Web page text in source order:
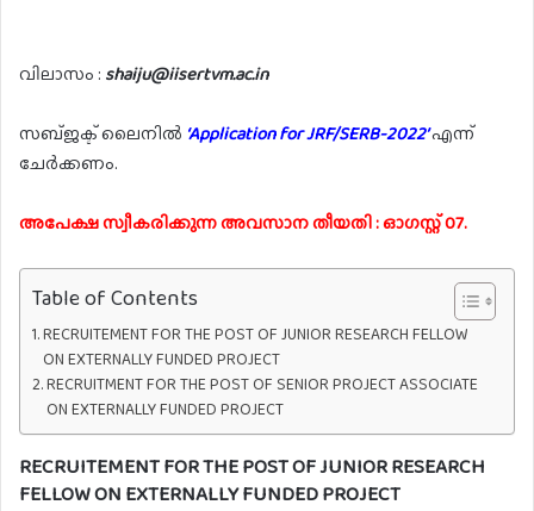
വിലാസം : shaiju@iisertvm.ac.in
സബ്ജക്ട് ലൈനിൽ ‘Application for JRF/SERB-2022’എന്ന്
ചേർക്കണം.
അപേക്ഷ സ്വീകരിക്കുന്ന അവസാന തീയതി : ഓഗസ്റ്റ് 07.
Table of Contents
RECRUITEMENT FOR THE POST OF JUNIOR RESEARCH FELLOW
ON EXTERNALLY FUNDED PROJECT
RECRUITMENT FOR THE POST OF SENIOR PROJECT ASSOCIATE
ON EXTERNALLY FUNDED PROJECT
RECRUITEMENT FOR THE POST OF JUNIOR RESEARCH
FELLOW ON EXTERNALLY FUNDED PROJECT